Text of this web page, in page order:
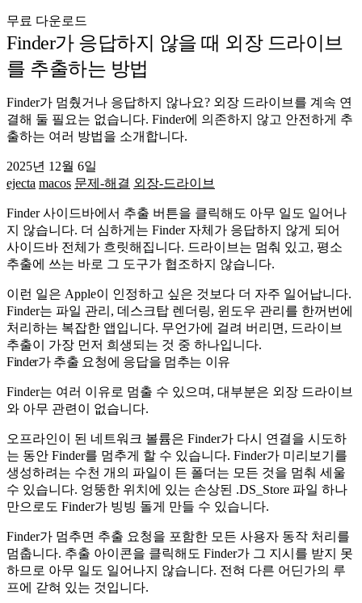
무료 다운로드
Finder가 응답하지 않을 때 외장 드라이브
를 추출하는 방법
Finder가 멈췄거나 응답하지 않나요? 외장 드라이브를 계속 연
결해 둘 필요는 없습니다. Finder에 의존하지 않고 안전하게 추
출하는 여러 방법을 소개합니다.
2025년 12월 6일
ejecta macos 문제-해결 외장-드라이브
Finder 사이드바에서 추출 버튼을 클릭해도 아무 일도 일어나
지 않습니다. 더 심하게는 Finder 자체가 응답하지 않게 되어
사이드바 전체가 흐릿해집니다. 드라이브는 멈춰 있고, 평소
추출에 쓰는 바로 그 도구가 협조하지 않습니다.
이런 일은 Apple이 인정하고 싶은 것보다 더 자주 일어납니다.
Finder는 파일 관리, 데스크탑 렌더링, 윈도우 관리를 한꺼번에
처리하는 복잡한 앱입니다. 무언가에 걸려 버리면, 드라이브
추출이 가장 먼저 희생되는 것 중 하나입니다.
Finder가 추출 요청에 응답을 멈추는 이유
Finder는 여러 이유로 멈출 수 있으며, 대부분은 외장 드라이브
와 아무 관련이 없습니다.
오프라인이 된 네트워크 볼륨은 Finder가 다시 연결을 시도하
는 동안 Finder를 멈추게 할 수 있습니다. Finder가 미리보기를
생성하려는 수천 개의 파일이 든 폴더는 모든 것을 멈춰 세울
수 있습니다. 엉뚱한 위치에 있는 손상된 .DS_Store 파일 하나
만으로도 Finder가 빙빙 돌게 만들 수 있습니다.
Finder가 멈추면 추출 요청을 포함한 모든 사용자 동작 처리를
멈춥니다. 추출 아이콘을 클릭해도 Finder가 그 지시를 받지 못
하므로 아무 일도 일어나지 않습니다. 전혀 다른 어딘가의 루
프에 갇혀 있는 것입니다.